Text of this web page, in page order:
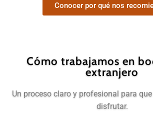
Conocer por qué nos
Cómo trabajamos en
extranjero
Un proceso claro y profesional para
disfrutar.